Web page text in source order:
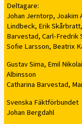
Deltagare:
Johan Jerntorp, Joakim
Lindbeck, Erik
Barvestad, Carl-Fredrik
Sofie Larsson, Beatrix
Gustav Sima, Emil
Albinsson
Catharina Barvestad,
Svenska Fäktförbundet
Johan Bergdahl